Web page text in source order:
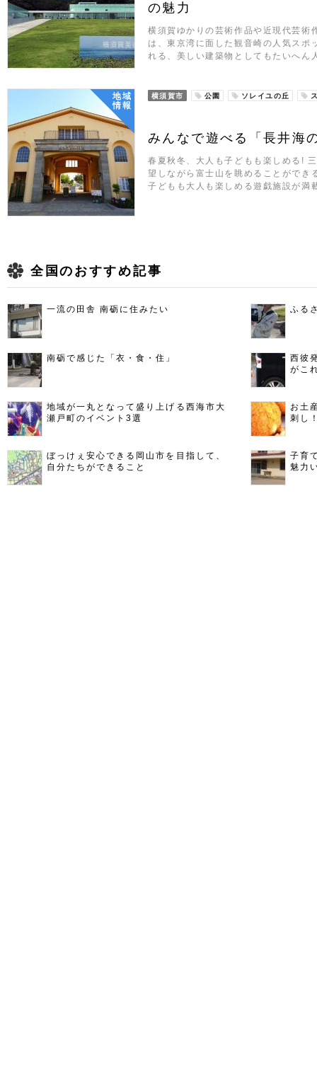
の魅力
横須賀ゆかりの芸術作品や近現代芸術
は、東京湾に面した観音崎の人気スポ
れる、美しい建築物としてもたいへ
地域
情報
横須賀市 公園 ソレイユの丘
みんなで遊べる「長井海
春夏秋冬、大人も子どもも楽しめる!
望しながら富士山を眺めることができ
子どもも大人も楽しめる遊戯施設が満
全国のおすすめ記事
一流の田舎 南砺に住みたい ふる
南砺で感じた「衣・食・住」
西彼
がこ
地域が一丸となって盛り上げる西海市大
瀬戸町のイベント3選
お土
刺し
ぼっけぇ安心できる岡山市を目指して、
自分たちができること
子育
魅力